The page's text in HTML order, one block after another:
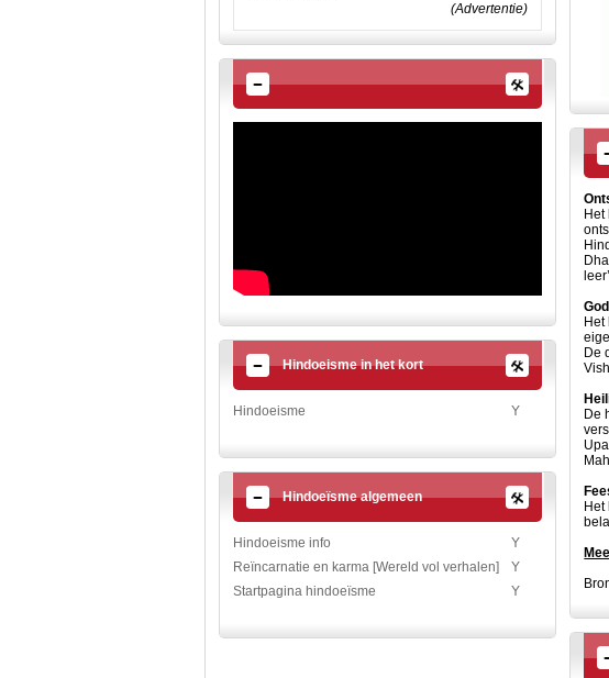
(Advertentie)
Hindoeisme in het kort
Hindoeisme Y
Hindoeïsme algemeen
Hindoeisme info
Y
Reïncarnatie en karma [Wereld vol verhalen]
Y
Startpagina hindoeïsme
Y
De
De